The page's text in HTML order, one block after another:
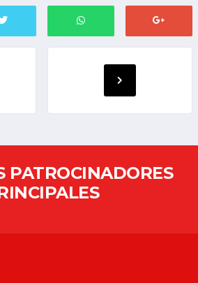
PATROCINADORES